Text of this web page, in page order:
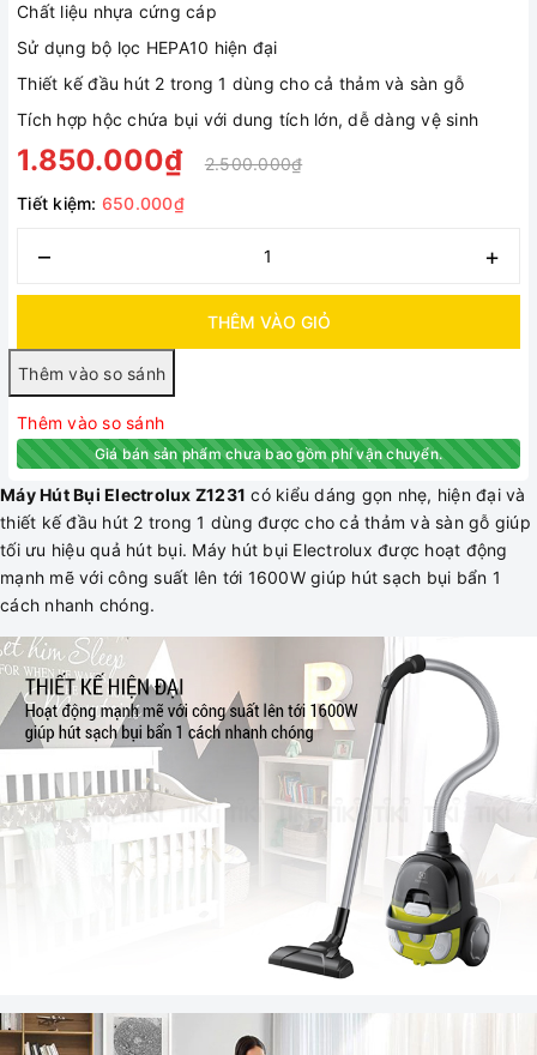
Chất liệu nhựa cứng cáp
Sử dụng bộ lọc HEPA10 hiện đại
Thiết kế đầu hút 2 trong 1 dùng cho cả thảm và sàn gỗ
Tích hợp hộc chứa bụi với dung tích lớn, dễ dàng vệ sinh
1.850.000₫
2.500.000₫
Tiết kiệm: 650.000₫
– +
THÊM VÀO GIỎ
Thêm vào so sánh
Giá bán sản phẩm chưa bao gồm phí vận chuyển.
Máy Hút Bụi Electrolux Z1231 có kiểu dáng gọn nhẹ, hiện đại và
thiết kế đầu hút 2 trong 1 dùng được cho cả thảm và sàn gỗ giúp
tối ưu hiệu quả hút bụi. Máy hút bụi Electrolux được hoạt động
mạnh mẽ với công suất lên tới 1600W giúp hút sạch bụi bẩn 1
cách nhanh chóng.